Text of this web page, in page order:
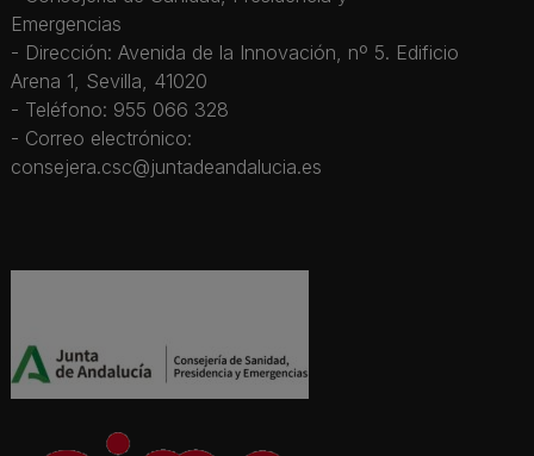
Emergencias
- Dirección: Avenida de la Innovación, nº 5. Edificio
Arena 1, Sevilla, 41020
- Teléfono: 955 066 328
- Correo electrónico:
consejera.csc@juntadeandalucia.es